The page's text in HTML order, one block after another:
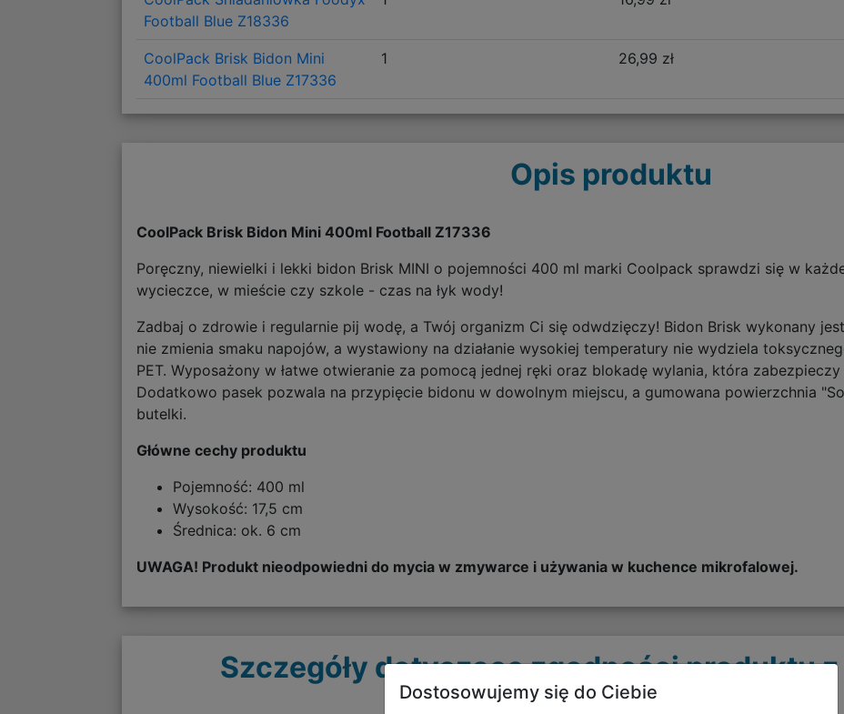
Football Blue Z18336
CoolPack Brisk Bidon Mini
400ml Football Blue Z17336
1 26,99 zł
Opis produktu
CoolPack Brisk Bidon Mini 400ml Football Z17336
Poręczny, niewielki i lekki bidon Brisk MINI o pojemności 400 ml marki Coolpack sprawdzi się w
wycieczce, w mieście czy szkole - czas na łyk wody!
Zadbaj o zdrowie i regularnie pij wodę, a Twój organizm Ci się odwdzięczy! Bidon Brisk wykonany
nie zmienia smaku napojów, a wystawiony na działanie wysokiej temperatury nie wydziela
PET. Wyposażony w łatwe otwieranie za pomocą jednej ręki oraz blokadę wylania, która zabezpieczy
Dodatkowo pasek pozwala na przypięcie bidonu w dowolnym miejscu, a gumowana powierzchnia
butelki.
Główne cechy produktu
Pojemność: 400 ml
Wysokość: 17,5 cm
Średnica: ok. 6 cm
UWAGA! Produkt nieodpowiedni do mycia w zmywarce i używania w kuchence mikrofalowej.
Szczegóły dotyczące zgodności produktu
Dostosowujemy się do Ciebie